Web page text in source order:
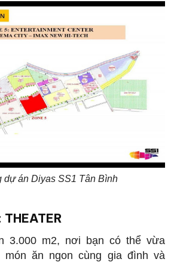
dự án Diyas SS1 Tân Bình
THEATER
3.000 m2, nơi bạn có thể vừa
ăn ngon cùng gia đình và